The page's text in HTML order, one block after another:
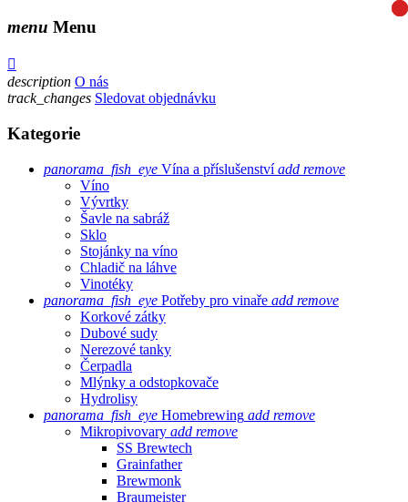
menu Menu

description O nás
track_changes Sledovat objednávku
Kategorie
panorama_fish_eye Vína a příslušenství add remove
Víno
Vývrtky
Šavle na sabráž
Sklo
Stojánky na víno
Chladič na láhve
Vinotéky
panorama_fish_eye Potřeby pro vinaře add remove
Korkové zátky
Dubové sudy
Nerezové tanky
Čerpadla
Mlýnky a odstopkovače
Hydrolisy
panorama_fish_eye Homebrewing add remove
Mikropivovary add remove
SS Brewtech
Grainfather
Brewmonk
Braumeister
00